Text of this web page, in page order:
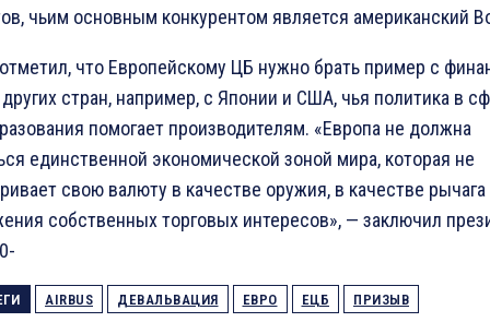
чьим основным конкурентом является американский
что Европейскому ЦБ нужно брать пример с
стран, например, с Японии и США, чья политика в
помогает производителям. «Европа не должна
единственной экономической зоной мира, которая не
свою валюту в качестве оружия, в качестве
собственных торговых интересов», — заключил
AIRBUS ДЕВАЛЬВАЦИЯ ЕВРО ЕЦБ ПРИЗЫВ